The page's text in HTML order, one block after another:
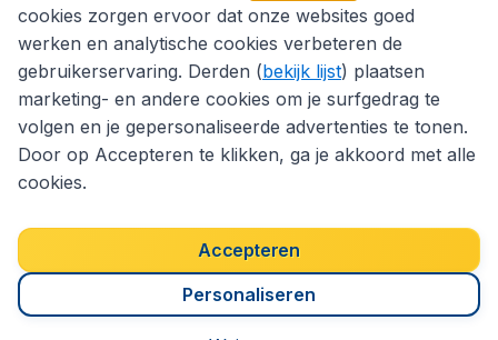
Privacybeleid
Copyright © 2026
cookies zorgen ervoor dat onze websites goed
werken en analytische cookies verbeteren de
gebruikerservaring. Derden (bekijk lijst) plaatsen
marketing- en andere cookies om je surfgedrag te
volgen en je gepersonaliseerde advertenties te tonen.
Door op Accepteren te klikken, ga je akkoord met alle
cookies.
Accepteren
Personaliseren